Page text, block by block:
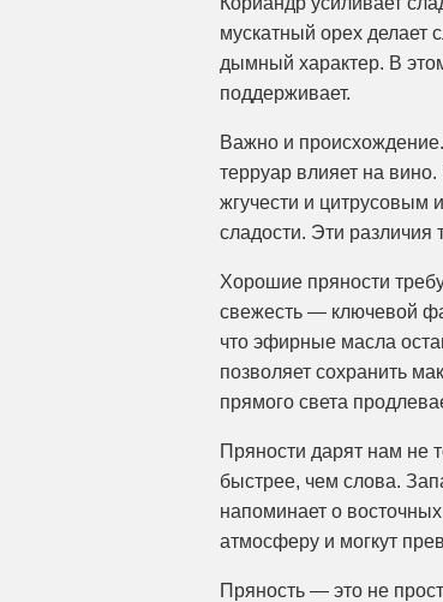
мускатный орех делает
дымный характер. В
поддерживает.
Важно и
терруар влияет на
жгучести и цитрусовым
сладости. Эти различия
Хорошие пряности
свежесть — ключевой
что эфирные масла
позволяет сохранить
прямого света
Пряности дарят нам не
быстрее, чем слова.
напоминает о
атмосферу и могкут
Пряность — это не